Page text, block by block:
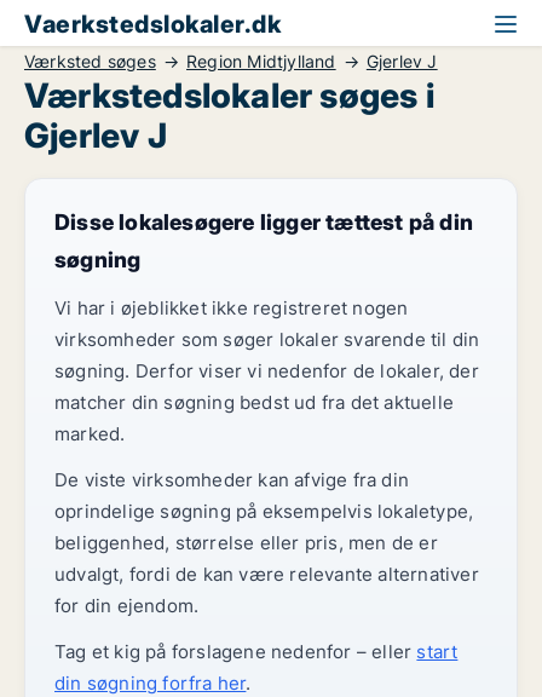
Vaerkstedslokaler.dk
Værksted søges Region Midtjylland Gjerlev J
Værkstedslokaler søges i
Gjerlev J
Disse lokalesøgere ligger tættest på din
søgning
Vi har i øjeblikket ikke registreret nogen
virksomheder som søger lokaler svarende til din
søgning. Derfor viser vi nedenfor de lokaler, der
matcher din søgning bedst ud fra det aktuelle
marked.
De viste virksomheder kan afvige fra din
oprindelige søgning på eksempelvis lokaletype,
beliggenhed, størrelse eller pris, men de er
udvalgt, fordi de kan være relevante alternativer
for din ejendom.
Tag et kig på forslagene nedenfor – eller start
din søgning forfra her.